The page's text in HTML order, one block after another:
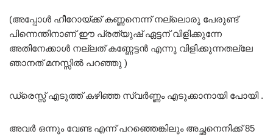
(അപ്പോൾ ഹീറോയ്ക്ക് കണ്ണനെന്ന് നല്ലൊരു പേരുണ്ട്
പിന്നെന്തിനാണ് ഈ പ്രത്യുഷ് ഏട്ടന് വിളിക്കുന്നേ
അതിനേക്കാൾ നല്ലത് കണ്ണേട്ടൻ എന്നു വിളിക്കുന്നതല്ലേ
ഞാനത് മനസ്സിൽ പറഞ്ഞു )
ഡ്രെസ്സ് എടുത്ത് കഴിഞ്ഞ സ്വർണ്ണം എടുക്കാനായി പോയി .
അവർ ഒന്നും വേണ്ട എന്ന് പറഞ്ഞെങ്കിലും അച്ഛനെനിക്ക് 85